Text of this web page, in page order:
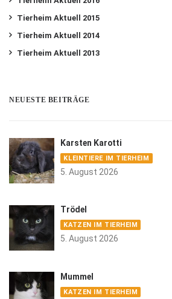
Tierheim Aktuell 2015
Tierheim Aktuell 2014
Tierheim Aktuell 2013
NEUESTE BEITRÄGE
Karsten Karotti
KLEINTIERE IM TIERHEIM
5. August 2026
Trödel
KATZEN IM TIERHEIM
5. August 2026
Mummel
KATZEN IM TIERHEIM